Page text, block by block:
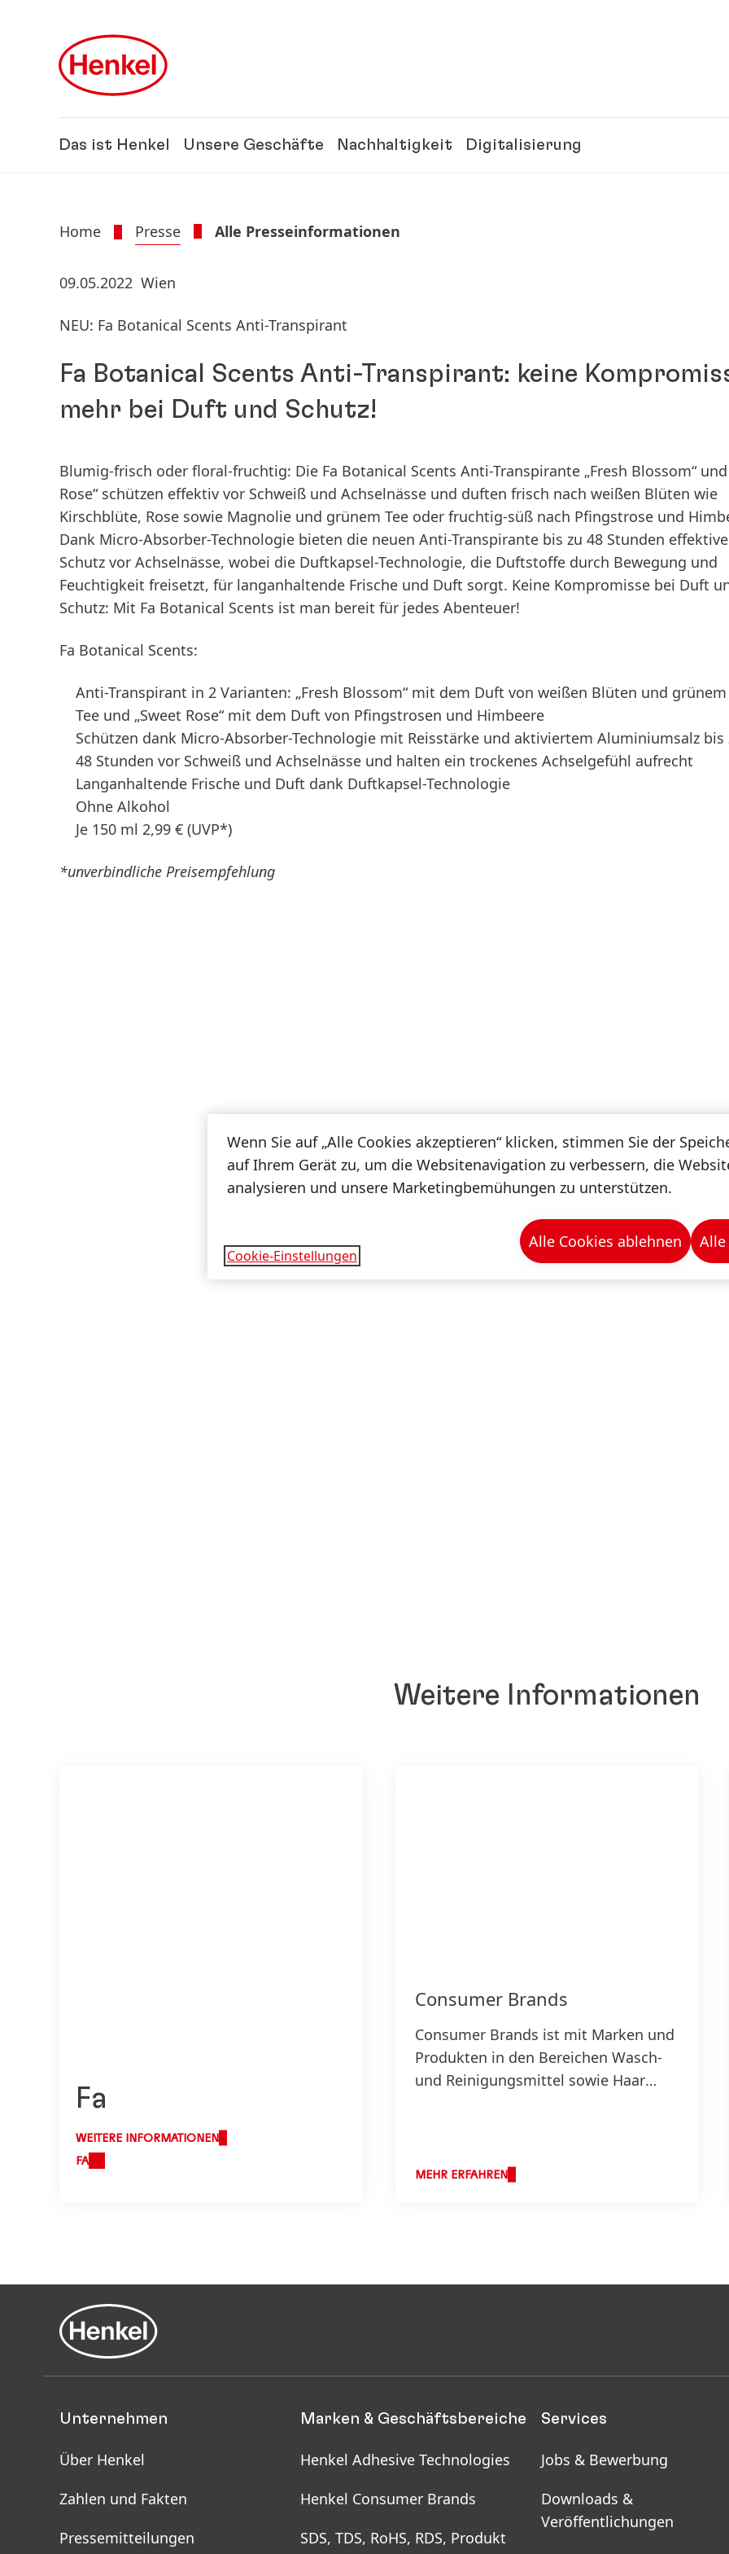
Das ist Henkel Unsere Geschäfte Nachhaltigkeit Digitalisierung
Home Presse Alle Presseinformationen
09.05.2022 Wien
NEU: Fa Botanical Scents Anti-Transpirant
Fa Botanical Scents Anti-Transpirant: keine
mehr bei Duft und Schutz!
Blumig-frisch oder floral-fruchtig: Die Fa Botanical Scents Anti-Transpirante „Fresh Blossom“ und
Rose“ schützen effektiv vor Schweiß und Achselnässe und duften frisch nach weißen Blüten wie
Kirschblüte, Rose sowie Magnolie und grünem Tee oder fruchtig-süß nach Pfingstrose und
Dank Micro-Absorber-Technologie bieten die neuen Anti-Transpirante bis zu 48 Stunden
Schutz vor Achselnässe, wobei die Duftkapsel-Technologie, die Duftstoffe durch Bewegung und
Feuchtigkeit freisetzt, für langanhaltende Frische und Duft sorgt. Keine Kompromisse bei Duft
Schutz: Mit Fa Botanical Scents ist man bereit für jedes Abenteuer!
Fa Botanical Scents:
Anti-Transpirant in 2 Varianten: „Fresh Blossom“ mit dem Duft von weißen Blüten und grünem
Tee und „Sweet Rose“ mit dem Duft von Pfingstrosen und Himbeere
Schützen dank Micro-Absorber-Technologie mit Reisstärke und aktiviertem Aluminiumsalz bis
48 Stunden vor Schweiß und Achselnässe und halten ein trockenes Achselgefühl aufrecht
Langanhaltende Frische und Duft dank Duftkapsel-Technologie
Ohne Alkohol
Je 150 ml 2,99 € (UVP*)
*unverbindliche Preisempfehlung
Weitere Informationen
Fa
WEITERE INFORMATIONEN
FA
Consumer Brands
Consumer Brands ist mit Marken und
Produkten in den Bereichen Wasch-
und Reinigungsmittel sowie Haar
MEHR ERFAHREN
Unternehmen
Über Henkel
Zahlen und Fakten
Pressemitteilungen
Marken & Geschäftsbereiche
Henkel Adhesive Technologies
Henkel Consumer Brands
SDS, TDS, RoHS, RDS, Produkt
Services
Jobs & Bewerbung
Downloads &
Veröffentlichungen
Wenn Sie auf „Alle Cookies akzeptieren“ klicken, stimmen Sie der
auf Ihrem Gerät zu, um die Websitenavigation zu verbessern, die
analysieren und unsere Marketingbemühungen zu unterstützen.
Cookie-Einstellungen
Alle Cookies ablehnen Alle